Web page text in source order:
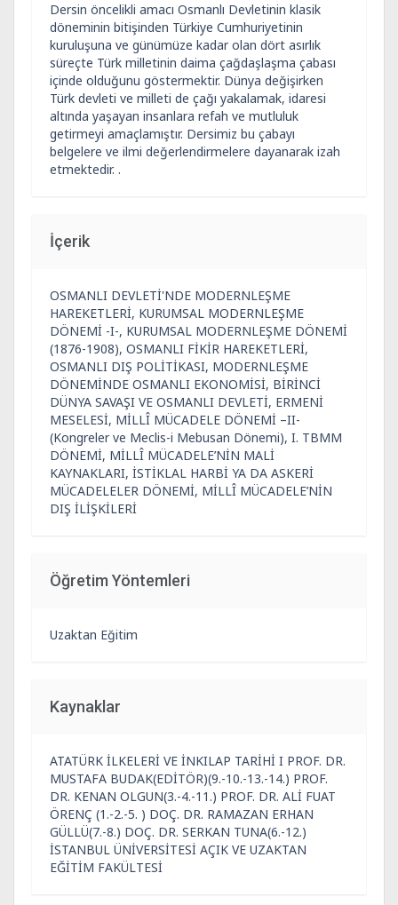
Dersin öncelikli amacı Osmanlı Devletinin klasik
döneminin bitişinden Türkiye Cumhuriyetinin
kuruluşuna ve günümüze kadar olan dört asırlık
süreçte Türk milletinin daima çağdaşlaşma çabası
içinde olduğunu göstermektir. Dünya değişirken
Türk devleti ve milleti de çağı yakalamak, idaresi
altında yaşayan insanlara refah ve mutluluk
getirmeyi amaçlamıştır. Dersimiz bu çabayı
belgelere ve ilmi değerlendirmelere dayanarak izah
etmektedir. .
İçerik
OSMANLI DEVLETİ'NDE MODERNLEŞME
HAREKETLERİ, KURUMSAL MODERNLEŞME
DÖNEMİ -I-, KURUMSAL MODERNLEŞME DÖNEMİ
(1876-1908), OSMANLI FİKİR HAREKETLERİ,
OSMANLI DIŞ POLİTİKASI, MODERNLEŞME
DÖNEMİNDE OSMANLI EKONOMİSİ, BİRİNCİ
DÜNYA SAVAŞI VE OSMANLI DEVLETİ, ERMENİ
MESELESİ, MİLLÎ MÜCADELE DÖNEMİ –II-
(Kongreler ve Meclis-i Mebusan Dönemi), I. TBMM
DÖNEMİ, MİLLÎ MÜCADELE’NİN MALİ
KAYNAKLARI, İSTİKLAL HARBİ YA DA ASKERİ
MÜCADELELER DÖNEMİ, MİLLÎ MÜCADELE’NİN
DIŞ İLİŞKİLERİ
Öğretim Yöntemleri
Uzaktan Eğitim
Kaynaklar
ATATÜRK İLKELERİ VE İNKILAP TARİHİ I PROF. DR.
MUSTAFA BUDAK(EDİTÖR)(9.-10.-13.-14.) PROF.
DR. KENAN OLGUN(3.-4.-11.) PROF. DR. ALİ FUAT
ÖRENÇ (1.-2.-5. ) DOÇ. DR. RAMAZAN ERHAN
GÜLLÜ(7.-8.) DOÇ. DR. SERKAN TUNA(6.-12.)
İSTANBUL ÜNİVERSİTESİ AÇIK VE UZAKTAN
EĞİTİM FAKÜLTESİ